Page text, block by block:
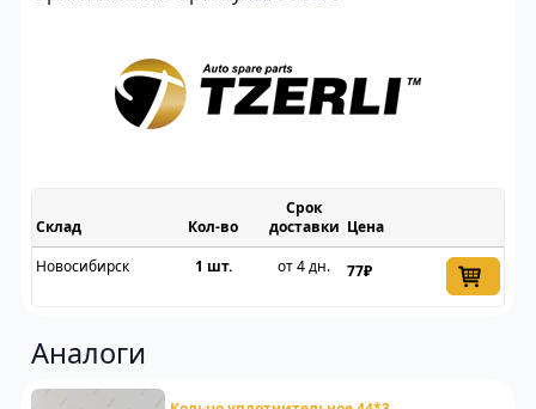
Склад
Срок
доставки Цена
Новосибирск
1 шт. от 4 дн. 77₽
Аналоги